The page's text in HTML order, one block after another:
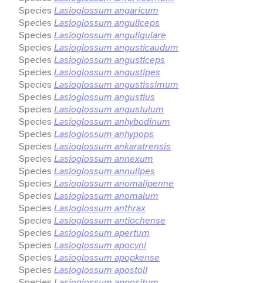
Species Lasioglossum angaricum
Species Lasioglossum anguliceps
Species Lasioglossum anguligulare
Species Lasioglossum angusticaudum
Species Lasioglossum angusticeps
Species Lasioglossum angustipes
Species Lasioglossum angustissimum
Species Lasioglossum angustius
Species Lasioglossum angustulum
Species Lasioglossum anhybodinum
Species Lasioglossum anhypops
Species Lasioglossum ankaratrensis
Species Lasioglossum annexum
Species Lasioglossum annulipes
Species Lasioglossum anomalipenne
Species Lasioglossum anomalum
Species Lasioglossum anthrax
Species Lasioglossum antiochense
Species Lasioglossum apertum
Species Lasioglossum apocyni
Species Lasioglossum apopkense
Species Lasioglossum apostoli